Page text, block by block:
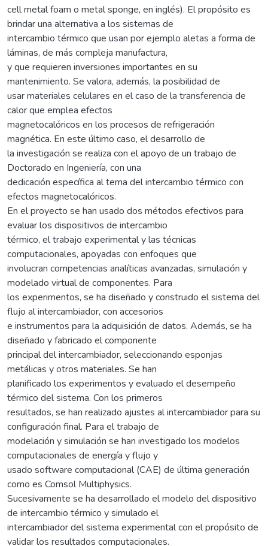
cell metal foam o metal sponge, en inglés). El propósito es
brindar una alternativa a los sistemas de
intercambio térmico que usan por ejemplo aletas a forma de
láminas, de más compleja manufactura,
y que requieren inversiones importantes en su
mantenimiento. Se valora, además, la posibilidad de
usar materiales celulares en el caso de la transferencia de
calor que emplea efectos
magnetocalóricos en los procesos de refrigeración
magnética. En este último caso, el desarrollo de
la investigación se realiza con el apoyo de un trabajo de
Doctorado en Ingeniería, con una
dedicación específica al tema del intercambio térmico con
efectos magnetocalóricos.
En el proyecto se han usado dos métodos efectivos para
evaluar los dispositivos de intercambio
térmico, el trabajo experimental y las técnicas
computacionales, apoyadas con enfoques que
involucran competencias analíticas avanzadas, simulación y
modelado virtual de componentes. Para
los experimentos, se ha diseñado y construido el sistema del
flujo al intercambiador, con accesorios
e instrumentos para la adquisición de datos. Además, se ha
diseñado y fabricado el componente
principal del intercambiador, seleccionando esponjas
metálicas y otros materiales. Se han
planificado los experimentos y evaluado el desempeño
térmico del sistema. Con los primeros
resultados, se han realizado ajustes al intercambiador para su
configuración final. Para el trabajo de
modelación y simulación se han investigado los modelos
computacionales de energía y flujo y
usado software computacional (CAE) de última generación
como es Comsol Multiphysics.
Sucesivamente se ha desarrollado el modelo del dispositivo
de intercambio térmico y simulado el
intercambiador del sistema experimental con el propósito de
validar los resultados computacionales.